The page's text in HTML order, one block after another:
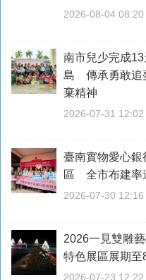
2026-08-04 08:20
南市兒少完成
島 傳承勇敢追
棄精神
2026-07-31 12:02
臺南實物愛心銀
區 全市布建率
2026-07-30 12:16
2026一見雙雕
特色展區展期至
2026-07-23 12:22